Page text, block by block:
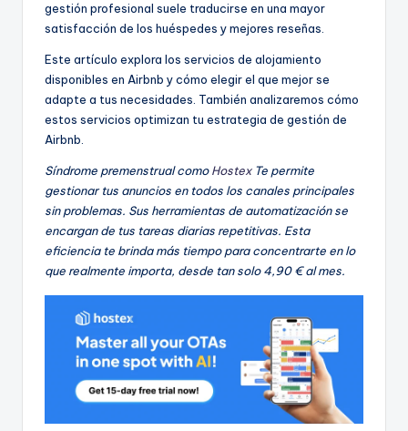
gestión profesional suele traducirse en una mayor
satisfacción de los huéspedes y mejores reseñas.
Este artículo explora los servicios de alojamiento
disponibles en Airbnb y cómo elegir el que mejor se
adapte a tus necesidades. También analizaremos cómo
estos servicios optimizan tu estrategia de gestión de
Airbnb.
Síndrome premenstrual comoHostexTe permite
gestionar tus anuncios en todos los canales principales
sin problemas. Sus herramientas de automatización se
encargan de tus tareas diarias repetitivas. Esta
eficiencia te brinda más tiempo para concentrarte en lo
que realmente importa, desde tan solo 4,90 € al mes.